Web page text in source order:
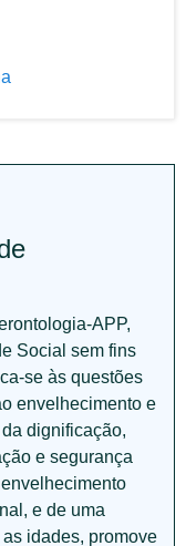
APP,
Social sem fins
se às questões
envelhecimento e
dignificação,
e segurança
e de uma
idades, promove